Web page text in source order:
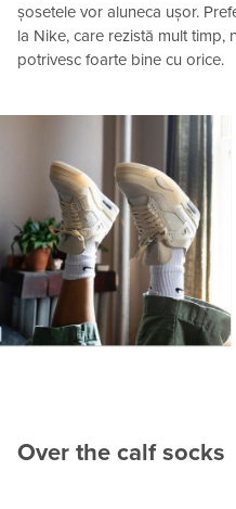
șosetele vor aluneca ușor.
la Nike, care rezistă mult timp,
potrivesc foarte bine cu orice.
Over the calf socks